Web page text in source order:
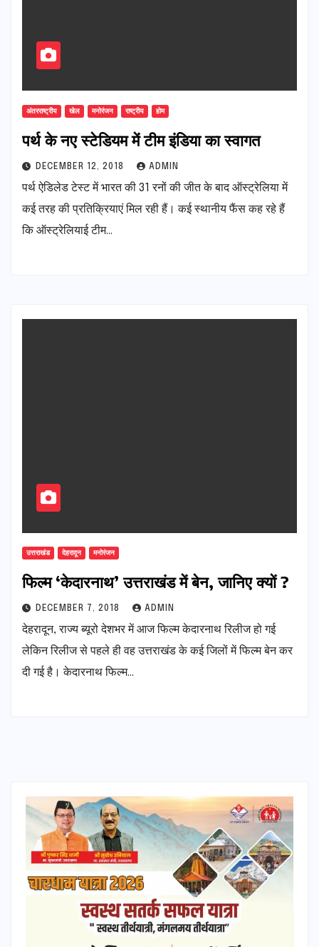
अंतरराष्ट्रीय खेल मनोरंजन राष्ट्रीय होम
पर्थ के नए स्टेडियम में टीम इंडिया का स्वागत
DECEMBER 12, 2018 ADMIN
पर्थ ऐडिलेड टेस्ट में भारत की 31 रनों की जीत के बाद ऑस्ट्रेलिया में
कई तरह की प्रतिक्रियाएं मिल रही हैं। कई स्थानीय फैंस कह रहे हैं
कि ऑस्ट्रेलियाई टीम…
उत्तराखंड देहरादून मनोरंजन
फिल्म ‘केदारनाथ’ उत्तराखंड में बेन, जानिए क्यों ?
DECEMBER 7, 2018 ADMIN
देहरादून, राज्य ब्यूरो देशभर में आज फिल्म केदारनाथ रिलीज हो गई
लेकिन रिलीज से पहले ही वह उत्तराखंड के कई जिलों में फिल्म बेन कर
दी गई है। केदारनाथ फिल्म…